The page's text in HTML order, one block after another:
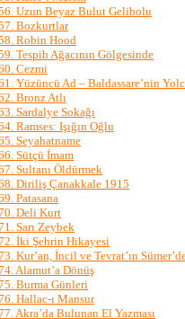
Uzun Beyaz Bulut Gelibolu
Bozkurtlar
Robin Hood
Tespih Ağacının Gölgesinde
Cezmi
Yüzüncü Ad – Baldassare’nin
Bronz Atlı
Sardalye Sokağı
Ramses: Işığın Oğlu
Seyahatname
Sütçü İmam
Sultanı Öldürmek
Diriliş Çanakkale 1915
Patasana
Deli Kurt
Sarı Zeybek
İki Şehrin Hikayesi
Kur’an, İncil ve Tevrat’ın
Alamut’a Dönüş
Burma Günleri
Hallac-ı Mansur
Akra’da Bulunan El Yazması